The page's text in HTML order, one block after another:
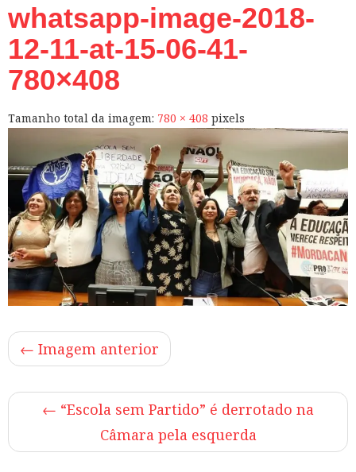
whatsapp-image-2018-
12-11-at-15-06-41-
780×408
Tamanho total da imagem: 780 × 408 pixels
← Imagem anterior
← “Escola sem Partido” é derrotado na
Câmara pela esquerda